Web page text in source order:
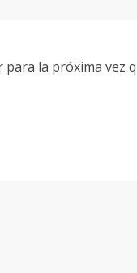
la próxima vez